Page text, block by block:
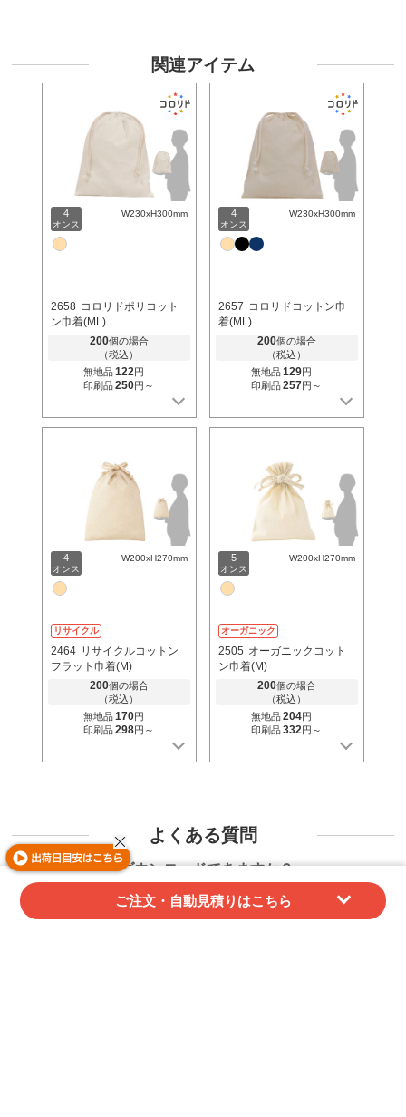
ご注文・自動見積りはこちら
関連アイテム
4
オンス
W230xH300mm
2658 コロリドポリコット
ン巾着(ML)
200個の場合
（税込）
無地品 122円
印刷品 250円～
4
オンス
W230xH300mm
2657 コロリドコットン巾
着(ML)
200個の場合
（税込）
無地品 129円
印刷品 257円～
4
オンス
W200xH270mm
リサイクル
2464 リサイクルコットン
フラット巾着(M)
200個の場合
（税込）
無地品 170円
印刷品 298円～
5
オンス
W200xH270mm
オーガニック
2505 オーガニックコット
ン巾着(M)
200個の場合
（税込）
無地品 204円
印刷品 332円～
よくある質問
領収証はダウンロードできますか？
ご注文後にマイページよりダウンロード可能で
す。データでのご提供となります。